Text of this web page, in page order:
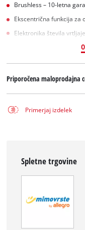
Brushless – 10-letna
Ekscentrična funkcija za
Elektronika števila
Priporočena maloprodajna
Primerjaj izdelek
Spletne trgovine